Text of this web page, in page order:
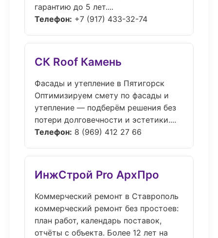
гарантию до 5 лет....
Телефон: +7 (917) 433-32-74
СК Roof Камень
Фасады и утепление в Пятигорск
Оптимизируем смету по фасады и
утепление — подберём решения без
потери долговечности и эстетики....
Телефон: 8 (969) 412 27 66
ИнжСтрой Pro АрхПро
Коммерческий ремонт в Ставрополь
коммерческий ремонт без простоев:
план работ, календарь поставок,
отчёты с объекта. Более 12 лет на